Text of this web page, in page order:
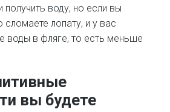
воду, но если вы
сломаете лопату, и у вас
воды в фляге, то есть меньше
вы будете